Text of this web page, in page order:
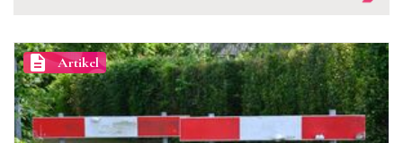
description Artikel